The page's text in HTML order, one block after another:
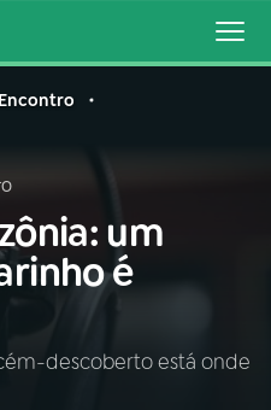
um
é
descoberto está onde